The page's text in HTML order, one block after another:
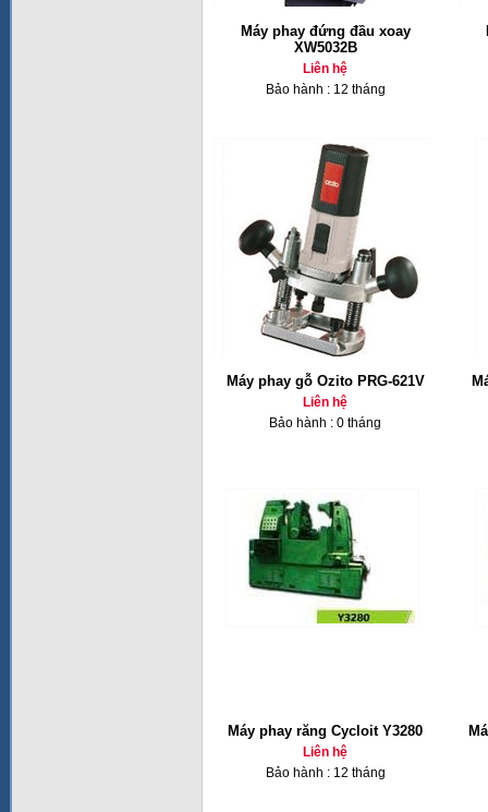
Máy phay đứng đầu xoay
XW5032B
Liên hệ
Bảo hành : 12 tháng
Máy phay gỗ Ozito PRG-621V
Liên hệ
Bảo hành : 0 tháng
Máy phay răng Cycloit Y3280
Liên hệ
Bảo hành : 12 tháng